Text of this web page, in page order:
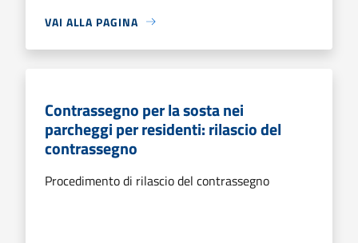
VAI ALLA PAGINA
Contrassegno per la sosta nei
parcheggi per residenti: rilascio del
contrassegno
Procedimento di rilascio del contrassegno